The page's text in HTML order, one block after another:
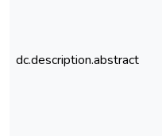
dc.description.abstract